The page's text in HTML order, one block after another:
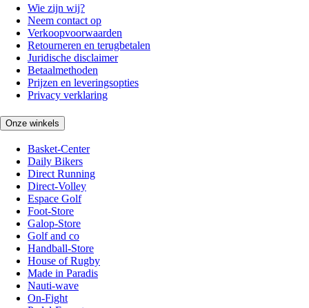
Wie zijn wij?
Neem contact op
Verkoopvoorwaarden
Retourneren en terugbetalen
Juridische disclaimer
Betaalmethoden
Prijzen en leveringsopties
Privacy verklaring
Onze winkels
Basket-Center
Daily Bikers
Direct Running
Direct-Volley
Espace Golf
Foot-Store
Galop-Store
Golf and co
Handball-Store
House of Rugby
Made in Paradis
Nauti-wave
On-Fight